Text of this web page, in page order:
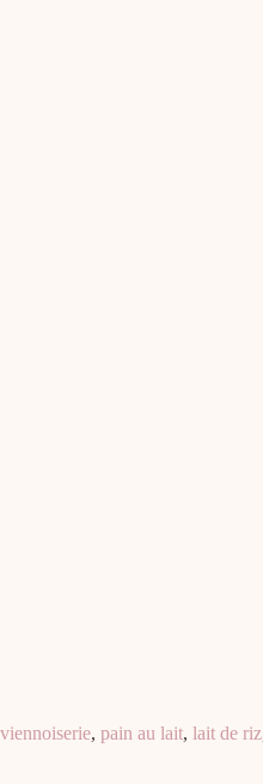
viennoiserie, pain au lait, lait de riz